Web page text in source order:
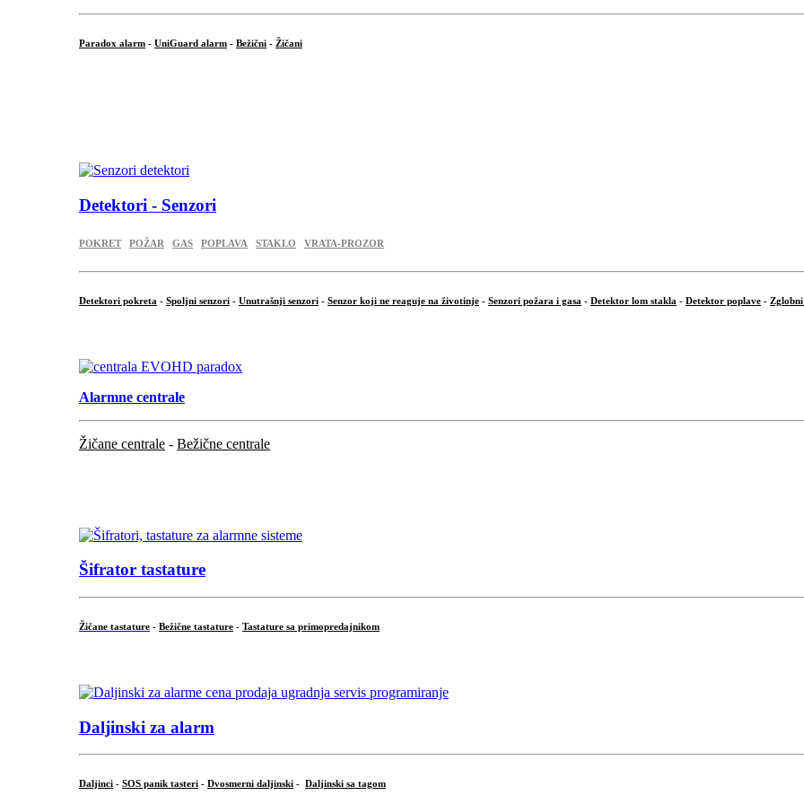
Paradox alarm - UniGuard alarm - Bežični - Žičani
Detektori - Senzori
POKRET POŽAR GAS POPLAVA STAKLO VRATA-PROZOR
Detektori pokreta - Spoljni senzori - Unutrašnji senzori - Senzor koji ne reaguje na životinje - Senzori požara i gasa - Detektor lom stakla - Detektor poplave - Zglobni
Alarmne centrale
Žičane centrale - Bežične centrale
Šifrator tastature
Žičane tastature - Bežične tastature - Tastature sa primopredajnikom
Daljinski za alarm
Daljinci - SOS panik tasteri - Dvosmerni daljinski - Daljinski sa tagom